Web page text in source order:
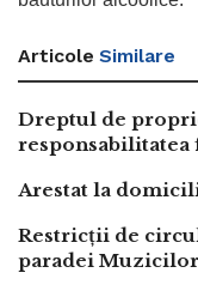
Articole Similare
Dreptul de
Arestat la
Restricții de
paradei